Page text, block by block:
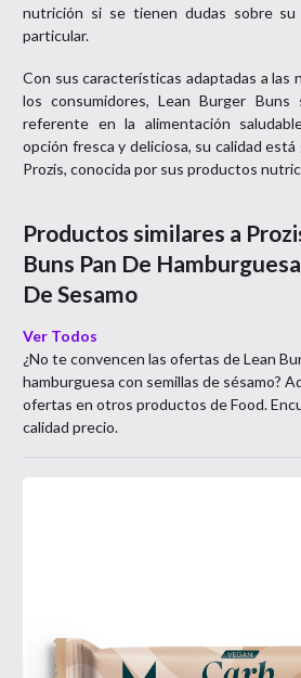
nutrición si se tienen dudas sobre
particular.
Con sus características adaptadas a las
los consumidores, Lean Burger
referente en la alimentación
opción fresca y deliciosa, su calidad está
Prozis, conocida por sus productos
Productos similares a
Buns Pan De
De Sesamo
Ver Todos
¿No te convencen las ofertas deLean
hamburguesa con semillas de sésamo?
ofertas en otros productos deFood.
calidad precio.